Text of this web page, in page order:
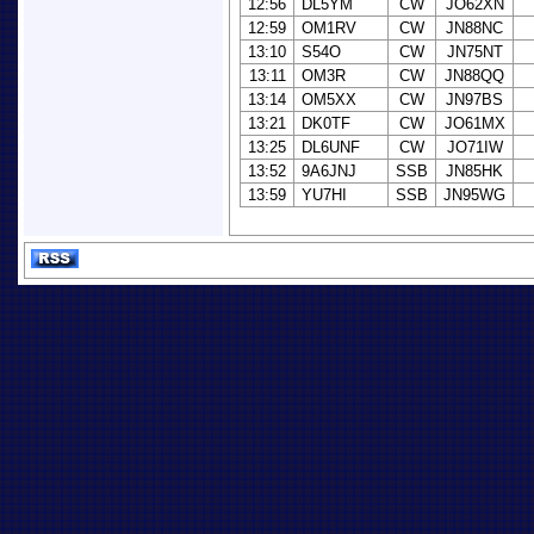
12:56 DL5YM CW
JO62XN
12:59
OM1RV CW
JN88NC
13:10
S54O CW
JN75NT
13:11
OM3R CW
JN88QQ
13:14
OM5XX CW
JN97BS
13:21
DK0TF CW
JO61MX
13:25
DL6UNF CW
JO71IW
13:52
9A6JNJ SSB
JN85HK
13:59
YU7HI SSB JN95WG